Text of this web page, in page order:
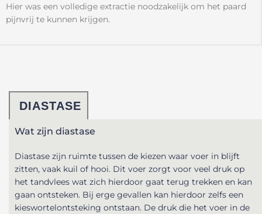
Hier was een volledige extractie noodzakelijk om het paard
pijnvrij te kunnen krijgen.
DIASTASE
Wat zijn diastase
Diastase zijn ruimte tussen de kiezen waar voer in blijft
zitten, vaak kuil of hooi. Dit voer zorgt voor veel druk op
het tandvlees wat zich hierdoor gaat terug trekken en kan
gaan ontsteken. Bij erge gevallen kan hierdoor zelfs een
kieswortelontsteking ontstaan. De druk die het voer in de